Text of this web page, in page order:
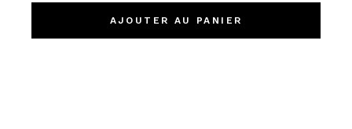
AJOUTER AU PANIER